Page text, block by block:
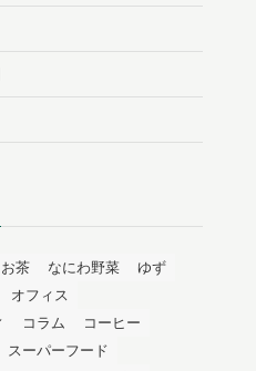
お茶 なにわ野菜
ゆず
オフィス
コラム
コーヒー
スーパーフード